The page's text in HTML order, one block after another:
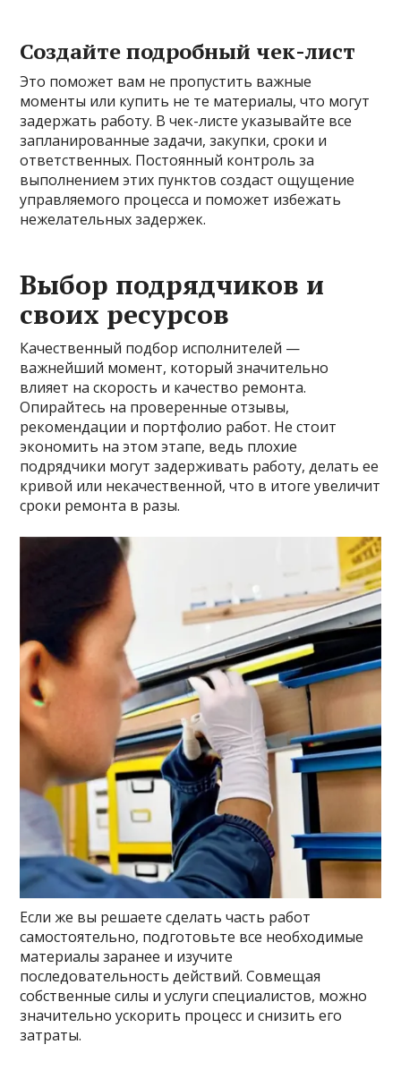
Создайте подробный чек-лист
Это поможет вам не пропустить важные
моменты или купить не те материалы, что могут
задержать работу. В чек-листе указывайте все
запланированные задачи, закупки, сроки и
ответственных. Постоянный контроль за
выполнением этих пунктов создаст ощущение
управляемого процесса и поможет избежать
нежелательных задержек.
Выбор подрядчиков и
своих ресурсов
Качественный подбор исполнителей —
важнейший момент, который значительно
влияет на скорость и качество ремонта.
Опирайтесь на проверенные отзывы,
рекомендации и портфолио работ. Не стоит
экономить на этом этапе, ведь плохие
подрядчики могут задерживать работу, делать ее
кривой или некачественной, что в итоге увеличит
сроки ремонта в разы.
Если же вы решаете сделать часть работ
самостоятельно, подготовьте все необходимые
материалы заранее и изучите
последовательность действий. Совмещая
собственные силы и услуги специалистов, можно
значительно ускорить процесс и снизить его
затраты.